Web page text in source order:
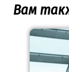
Вам